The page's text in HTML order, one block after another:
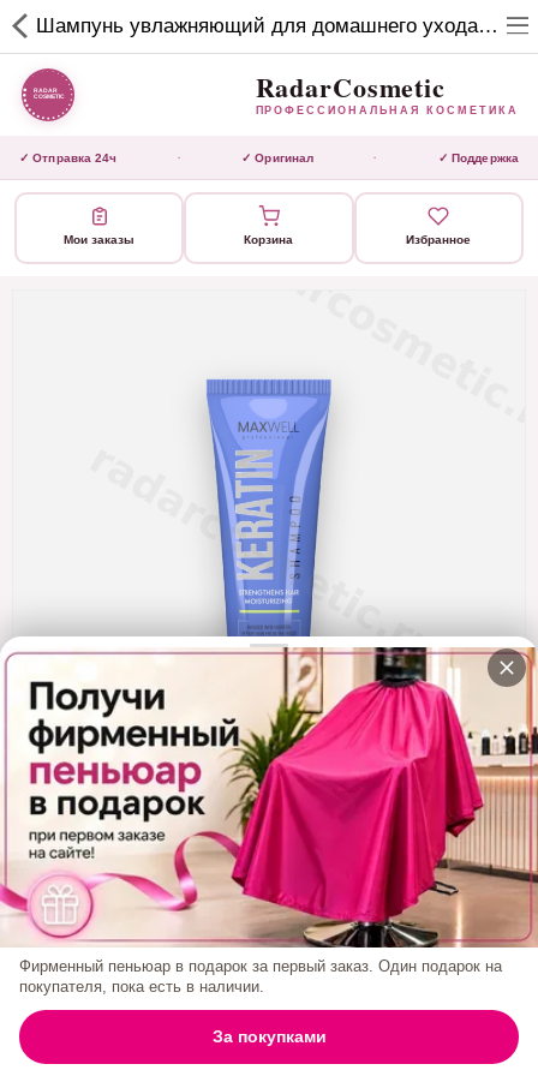
RadarCosmetic
КОСМЕТИКА
✕
Активаторы
Ботокс
Завершающие маски
Ещё категории
✓ Отправка 24ч · ✓ Оригинал ✓ Поддержка
ГЛАВНАЯ ПОИСК КОРЗИНА АККАУНТ
Шампунь увлажняющий для домашнего ухода MAXWELL Keratin Shampoo 250 ml - интернет-магазин «Мега-Кератин»
RadarCosmetic
ПРОФЕССИОНАЛЬНАЯ КОСМЕТИКА
✓ Отправка 24ч · ✓ Оригинал · ✓ Поддержка
Мои заказы Корзина Избранное
Шампунь Увлажняющий MAXWELL Keratin
Shampoo 250 Ml
0₽
БРЕНД: MAXWELL
Фирменный пеньюар в подарок за первый заказ. Один подарок на
покупателя, пока есть в наличии.
За покупками